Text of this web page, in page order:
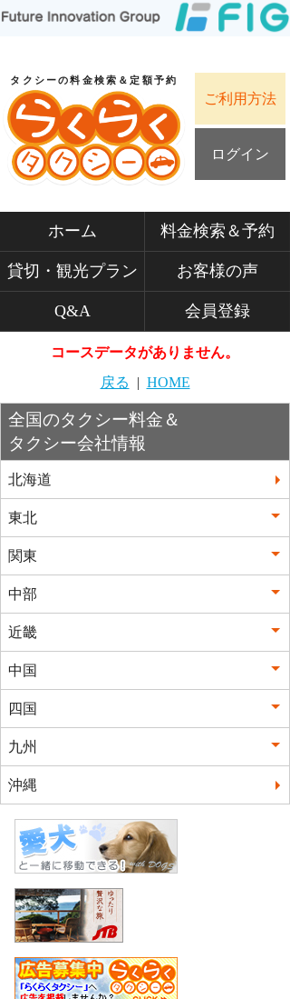
タクシーの料金検索＆定額予約
ご利用方法
ログイン
ホーム 料金検索＆予約
貸切・観光プラン お客様の声
Q&A 会員登録
コースデータがありません。
戻る
HOME
全国のタクシー料金＆
タクシー会社情報
北海道
東北
関東
中部
近畿
中国
四国
九州
沖縄